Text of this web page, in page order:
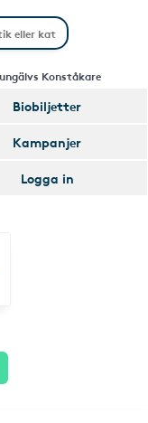
Konståkare
Biobiljetter
Kampanjer
Logga in